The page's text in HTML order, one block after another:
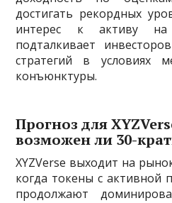
достигать рекордных
интерес к активу
подталкивает
стратегий в условиях
конъюнктуры.
Прогноз для
возможен ли 30-
XYZVerse выходит на
когда токены с активной
продолжают